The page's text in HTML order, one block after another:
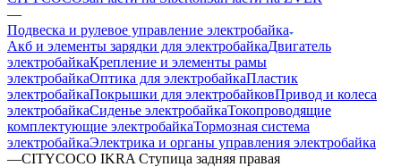
—
Подвеска и рулевое управление электробайка
Акб и элементы зарядки для электробайкаДвигатель
электробайкаКрепление и элементы рамы
электробайкаОптика для электробайкаПластик
электробайкаПокрышки для электробайковПривод и колеса
электробайкаСиденье электробайкаТокопроводящие
комплектующие электробайкаТормозная система
электробайкаЭлектрика и органы управления электробайка
—CITYCOCO IKRA Ступица задняя правая